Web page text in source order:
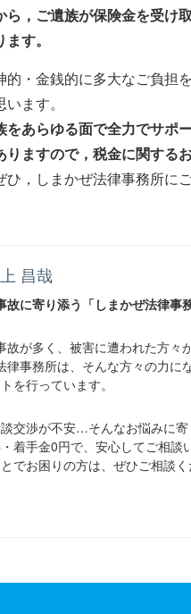
，ご遺族が保険金を受け
す。
・金銭的に多大なご負担
ます。
あらゆる面で全力でサポ
ますので，税金に関する
ひ，しまかぜ法律事務所に
昌哉
故に寄り添う「しまかぜ法律事
故が多く、被害に遭われた方々
律事務所は、そんな方々の力に
を行っています。
交渉が不安…そんなお悩みに寄
着手金0円で、安心してご相談
でお困りの方は、ぜひご相談く